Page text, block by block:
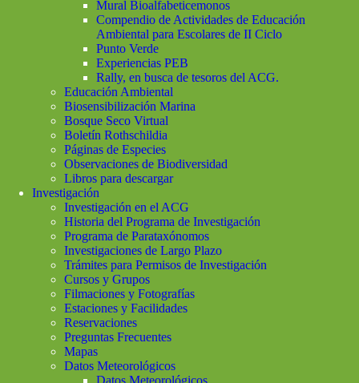
Mural Bioalfabeticemonos
Compendio de Actividades de Educación
Ambiental para Escolares de II Ciclo
Punto Verde
Experiencias PEB
Rally, en busca de tesoros del ACG.
Educación Ambiental
Biosensibilización Marina
Bosque Seco Virtual
Boletín Rothschildia
Páginas de Especies
Observaciones de Biodiversidad
Libros para descargar
Investigación
Investigación en el ACG
Historia del Programa de Investigación
Programa de Parataxónomos
Investigaciones de Largo Plazo
Trámites para Permisos de Investigación
Cursos y Grupos
Filmaciones y Fotografías
Estaciones y Facilidades
Reservaciones
Preguntas Frecuentes
Mapas
Datos Meteorológicos